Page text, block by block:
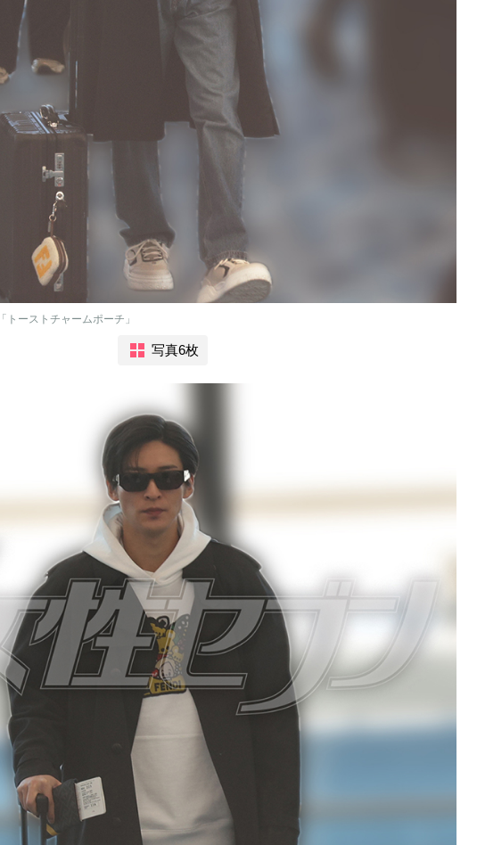
トーストチャームポーチ」
写真6枚